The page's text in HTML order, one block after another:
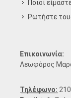
Ποιοί
Ρωτήστε
Επικοινωνία:
Λεωφόρος
Τηλέφωνο: